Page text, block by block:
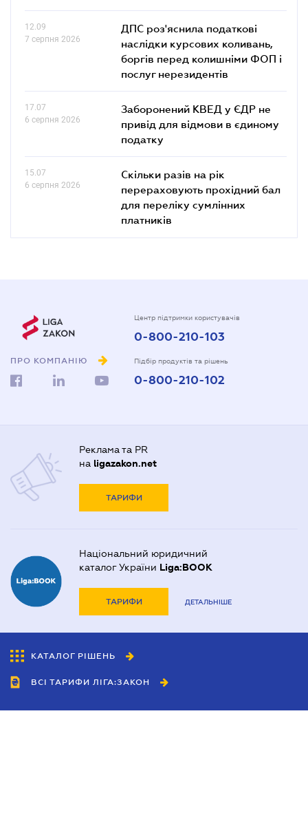
12.09
7 серпня 2026
ДПС роз'яснила податкові
наслідки курсових коливань,
боргів перед колишніми ФОП і
послуг нерезидентів
17.07
6 серпня 2026
Заборонений КВЕД у ЄДР не
привід для відмови в єдиному
податку
15.07
6 серпня 2026
Скільки разів на рік
перераховують прохідний бал
для переліку сумлінних
платників
ПРО КОМПАНІЮ
Центр підтримки користувачів
0-800-210-103
Підбір продуктів та рішень
0-800-210-102
Реклама та PR
на ligazakon.net
ТАРИФИ
Національний юридичний
каталог України Liga:BOOK
ТАРИФИ ДЕТАЛЬНІШЕ
КАТАЛОГ РІШЕНЬ
ВСІ ТАРИФИ ЛІГА:ЗАКОН